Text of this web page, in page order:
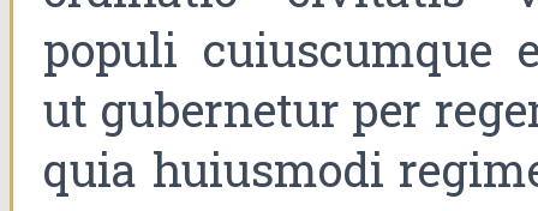
populi cuiuscumque
ut gubernetur per
quia huiusmodi